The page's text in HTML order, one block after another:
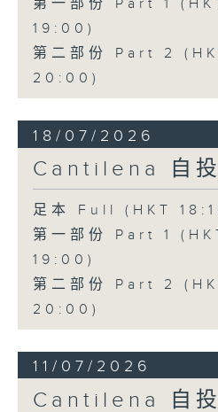
第一部份 Part 1
19:00)
第二部份 Part 2
20:00)
18/07/2026
Cantilena 自投
足本 Full (HKT
第一部份 Part 1
19:00)
第二部份 Part 2
20:00)
11/07/2026
Cantilena 自